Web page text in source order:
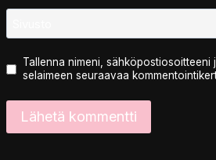
Tallenna nimeni, sähköpostiosoitteeni
selaimeen seuraavaa